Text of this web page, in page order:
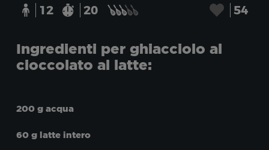
12 20 54
Ingredienti per ghiacciolo al
cioccolato al latte:
200 g acqua
60 g latte intero